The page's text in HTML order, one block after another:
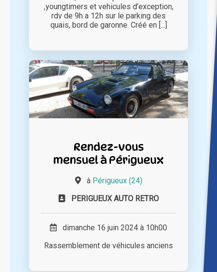
,youngtimers et vehicules d’exception,
rdv de 9h a 12h sur le parking des
quais, bord de garonne. Créé en [...]
Rendez-vous
mensuel à Périgueux
à Périgueux (24)
PERIGUEUX AUTO RETRO
dimanche 16 juin 2024 à 10h00
Rassemblement de véhicules anciens